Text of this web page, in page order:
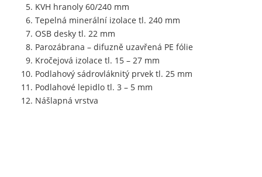
KVH hranoly 60/240 mm
Tepelná minerální izolace tl. 240 mm
OSB desky tl. 22 mm
Parozábrana – difuzně uzavřená PE fólie
Kročejová izolace tl. 15 – 27 mm
Podlahový sádrovláknitý prvek tl. 25 mm
Podlahové lepidlo tl. 3 – 5 mm
Nášlapná vrstva